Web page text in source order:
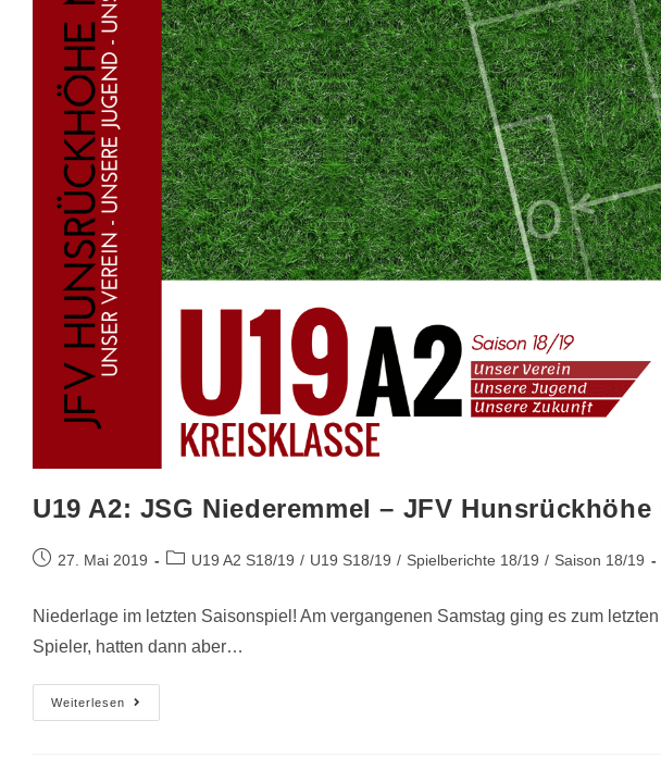
U19 A2: JSG Niederemmel – JFV Hunsrückhöhe
27. Mai 2019 U19 A2 S18/19 / U19 S18/19 / Spielberichte 18/19 / Saison 18/19
Niederlage im letzten Saisonspiel! Am vergangenen Samstag ging es zum
Spieler, hatten dann aber…
Weiterlesen